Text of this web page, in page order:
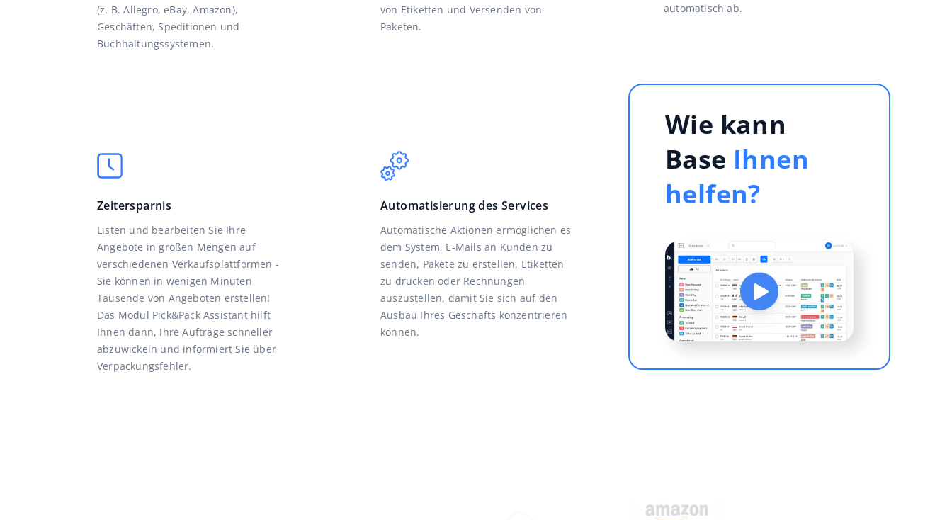
(z. B. Allegro, eBay, Amazon),
Geschäften, Speditionen und
Buchhaltungssystemen.
von Etiketten und Versenden von
Paketen.
automatisch ab.
Zeitersparnis
Listen und bearbeiten Sie Ihre
Angebote in großen Mengen auf
verschiedenen Verkaufsplattformen -
Sie können in wenigen Minuten
Tausende von Angeboten erstellen!
Das Modul Pick&Pack Assistant hilft
Ihnen dann, Ihre Aufträge schneller
abzuwickeln und informiert Sie über
Verpackungsfehler.
Automatisierung des Services
Automatische Aktionen ermöglichen es
dem System, E-Mails an Kunden zu
senden, Pakete zu erstellen, Etiketten
zu drucken oder Rechnungen
auszustellen, damit Sie sich auf den
Ausbau Ihres Geschäfts konzentrieren
können.
Wie kann
Base Ihnen
helfen?